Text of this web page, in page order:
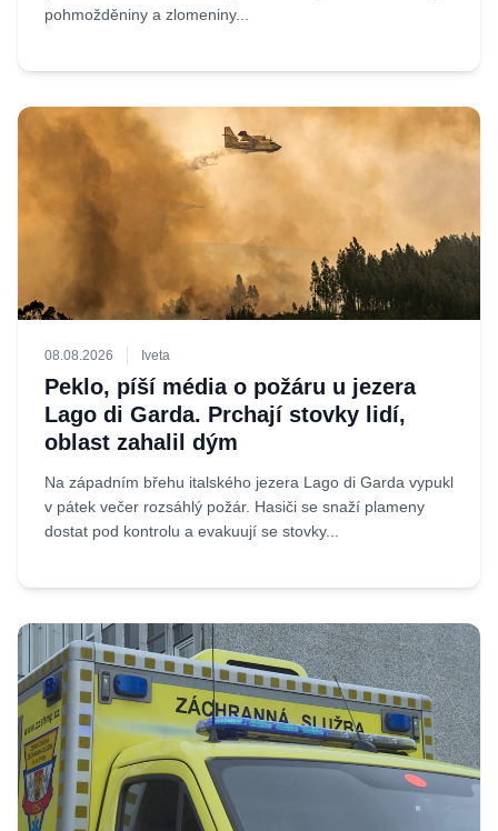
pohmožděniny a zlomeniny...
08.08.2026 Iveta
Peklo, píší média o požáru u jezera
Lago di Garda. Prchají stovky lidí,
oblast zahalil dým
Na západním břehu italského jezera Lago di Garda vypukl
v pátek večer rozsáhlý požár. Hasiči se snaží plameny
dostat pod kontrolu a evakuují se stovky...